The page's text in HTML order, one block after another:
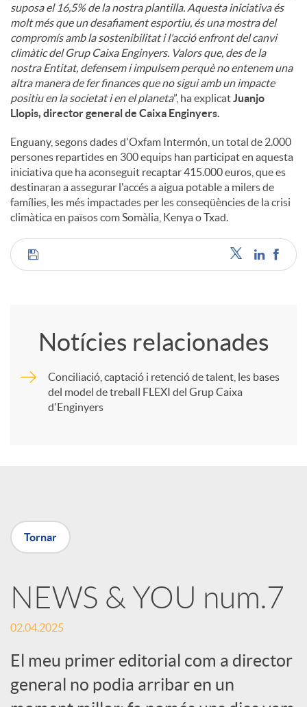
suposa el 16,5% de la nostra plantilla. Aquesta iniciativa és
molt més que un desafiament esportiu, és una mostra del
compromís amb la sostenibilitat i l'acció enfront del canvi
climàtic del Grup Caixa Enginyers. Valors que, des de la
nostra Entitat, defensem i impulsem perquè no entenem una
altra manera de fer finances que no sigui amb un impacte
positiu en la societat i en el planeta”, ha explicatJuanjo
Llopis, director general de Caixa Enginyers.
Enguany, segons dades d'Oxfam Intermón, un total de 2.000
persones repartides en 300 equips han participat en aquesta
iniciativa que ha aconseguit recaptar 415.000 euros, que es
destinaran a assegurar l'accés a aigua potable a milers de
famílies, les més impactades per les conseqüències de la crisi
climàtica en països com Somàlia, Kenya o Txad.
C
t
i
r
a
Notícies relacionades
Conciliació, captació i retenció de talent, les bases
del model de treball FLEXI del Grup Caixa
d'Enginyers
Tornar
NEWS & YOU num.7
02.04.2025
El meu primer editorial com a director
general no podia arribar en un